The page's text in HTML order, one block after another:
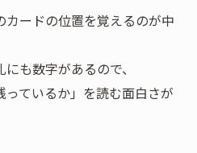
ードの位置を覚えるのが中
も数字があるので、
っているか」を読む面白さが